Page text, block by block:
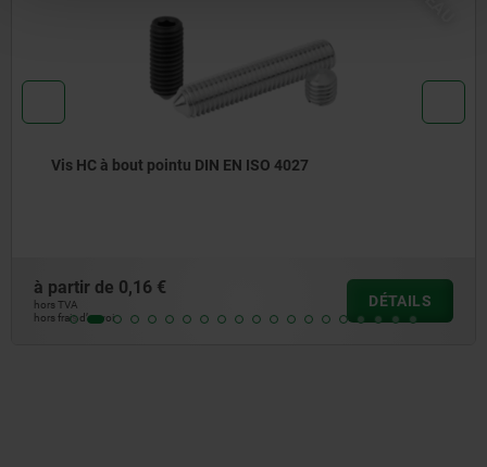
DÉTAILS
Griffes à serrage rapide
686,20 €
hors frais d’envoi